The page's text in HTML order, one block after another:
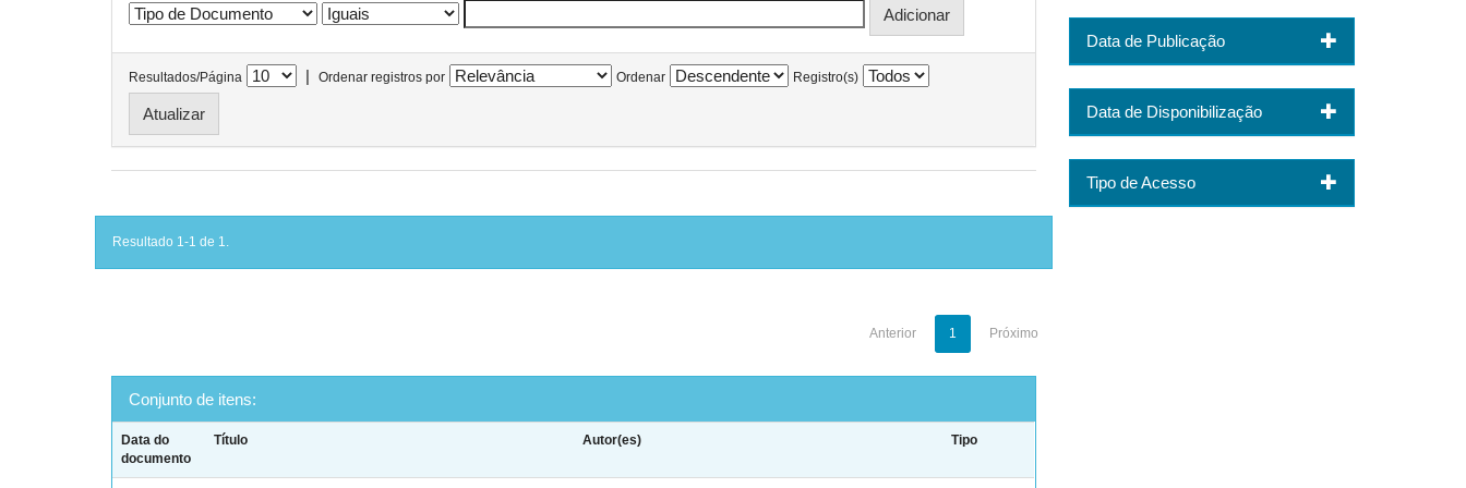
Resultados/Página | Ordenar registros por Ordenar Registro(s)
Resultado 1-1 de 1.
Anterior 1 Próximo
Conjunto de itens:
Data do
documento
Título Autor(es) Tipo
Data de Publicação
Data de Disponibilização
Tipo de Acesso